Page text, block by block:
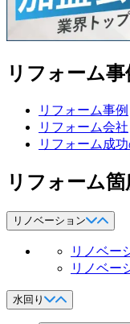
リフォーム
リフォーム事例
リフォーム会社
リフォーム成
リフォーム
リノベーション
リノベー
リノベー
水回り